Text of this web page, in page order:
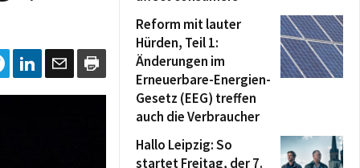
Reform mit lauter
Hürden, Teil 1:
Änderungen im
Erneuerbare-Energien-
Gesetz (EEG) treffen
auch die Verbraucher
Hallo Leipzig: So
startet Freitag, der 7.